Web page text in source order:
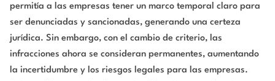
permitía a las empresas tener un marco temporal claro para
ser denunciadas y sancionadas, generando una certeza
jurídica. Sin embargo, con el cambio de criterio, las
infracciones ahora se consideran permanentes, aumentando
la incertidumbre y los riesgos legales para las empresas.